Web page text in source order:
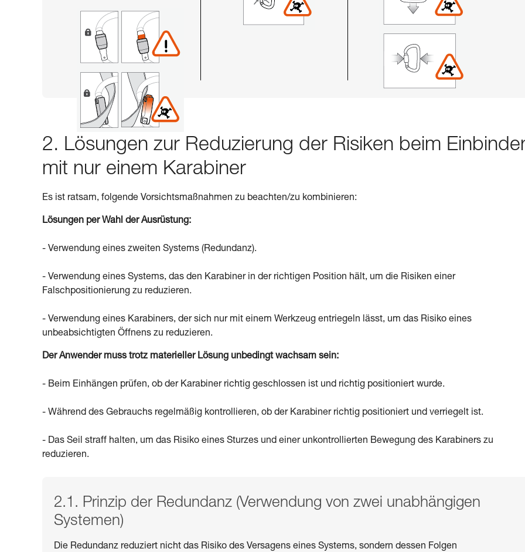
2. Lösungen zur Reduzierung der Risiken beim
mit nur einem Karabiner
Es ist ratsam, folgende Vorsichtsmaßnahmen zu beachten/zu kombinieren:
Lösungen per Wahl der Ausrüstung:
- Verwendung eines zweiten Systems (Redundanz).
- Verwendung eines Systems, das den Karabiner in der richtigen Position hält, um die Risiken einer
Falschpositionierung zu reduzieren.
- Verwendung eines Karabiners, der sich nur mit einem Werkzeug entriegeln lässt, um das Risiko eines
unbeabsichtigten Öffnens zu reduzieren.
Der Anwender muss trotz materieller Lösung unbedingt wachsam sein:
- Beim Einhängen prüfen, ob der Karabiner richtig geschlossen ist und richtig positioniert wurde.
- Während des Gebrauchs regelmäßig kontrollieren, ob der Karabiner richtig positioniert und verriegelt ist.
- Das Seil straff halten, um das Risiko eines Sturzes und einer unkontrollierten Bewegung des Karabiners zu
reduzieren.
2.1. Prinzip der Redundanz (Verwendung von zwei unabhängigen
Systemen)
Die Redundanz reduziert nicht das Risiko des Versagens eines Systems, sondern dessen Folgen